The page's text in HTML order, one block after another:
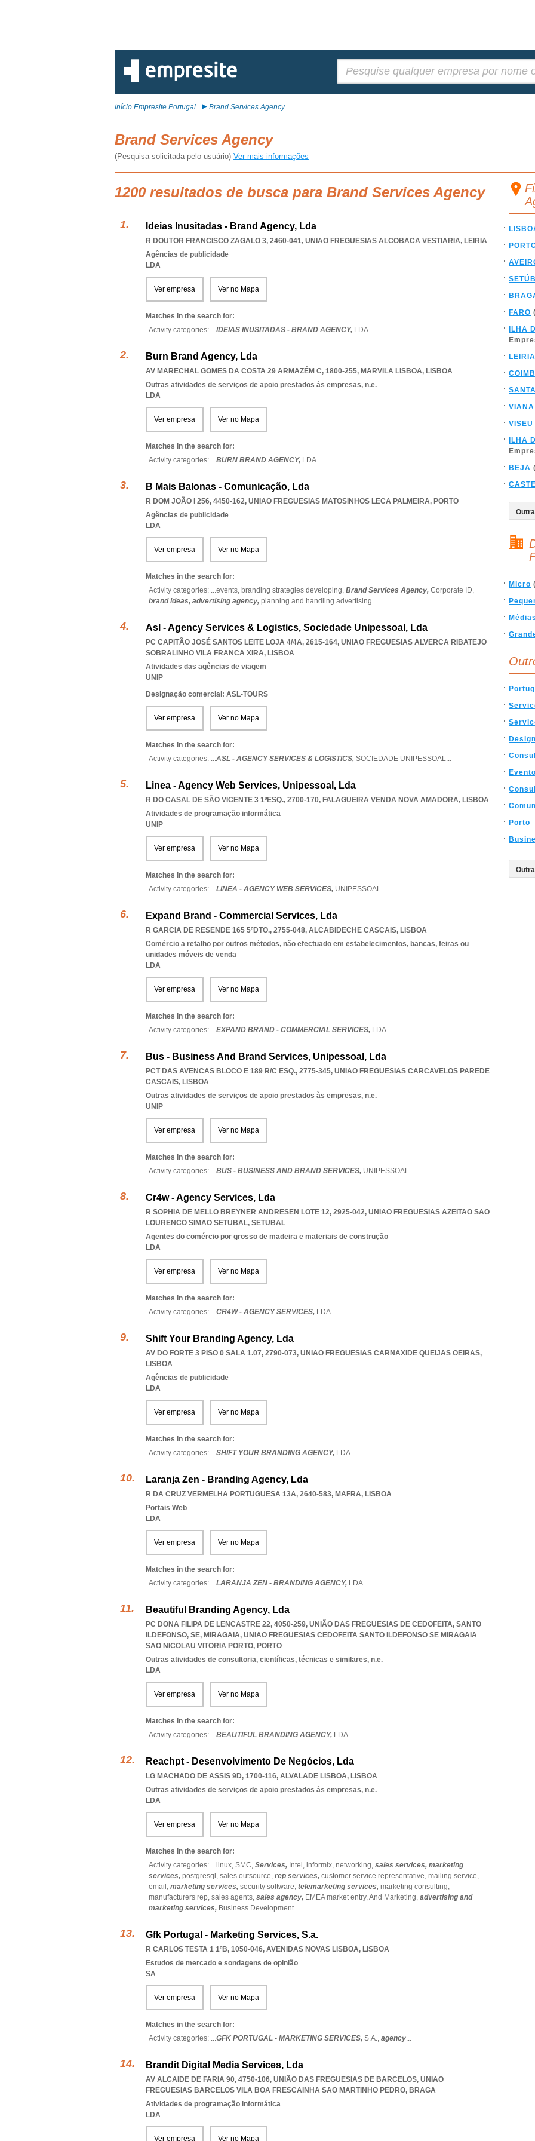
Início Empresite Portugal Brand Services Agency
Brand Services Agency
(Pesquisa solicitada pelo usuário) Ver mais informações
1200 resultados de busca para Brand Services Agency
Ideias Inusitadas - Brand Agency, Lda
R DOUTOR FRANCISCO ZAGALO 3, 2460-041, UNIAO FREGUESIAS ALCOBACA VESTIARIA, LEIRIA
Agências de publicidade
LDA
Ver empresa Ver no Mapa
Matches in the search for:
Activity categories: ...IDEIAS INUSITADAS - BRAND AGENCY, LDA...
Burn Brand Agency, Lda
AV MARECHAL GOMES DA COSTA 29 ARMAZÉM C, 1800-255, MARVILA LISBOA, LISBOA
Outras atividades de serviços de apoio prestados às empresas, n.e.
LDA
Ver empresa Ver no Mapa
Matches in the search for:
Activity categories: ...BURN BRAND AGENCY, LDA...
B Mais Balonas - Comunicação, Lda
R DOM JOÃO I 256, 4450-162, UNIAO FREGUESIAS MATOSINHOS LECA PALMEIRA, PORTO
Agências de publicidade
LDA
Ver empresa Ver no Mapa
Matches in the search for:
Activity categories: ...events, branding strategies developing, Brand Services Agency, Corporate ID,
brand ideas, advertising agency, planning and handling advertising...
Asl - Agency Services & Logistics, Sociedade Unipessoal, Lda
PC CAPITÃO JOSÉ SANTOS LEITE LOJA 4/4A, 2615-164, UNIAO FREGUESIAS ALVERCA RIBATEJO
SOBRALINHO VILA FRANCA XIRA, LISBOA
Atividades das agências de viagem
UNIP
Designação comercial: ASL-TOURS
Ver empresa Ver no Mapa
Matches in the search for:
Activity categories: ...ASL - AGENCY SERVICES & LOGISTICS, SOCIEDADE UNIPESSOAL...
Linea - Agency Web Services, Unipessoal, Lda
R DO CASAL DE SÃO VICENTE 3 1ºESQ., 2700-170, FALAGUEIRA VENDA NOVA AMADORA, LISBOA
Atividades de programação informática
UNIP
Ver empresa Ver no Mapa
Matches in the search for:
Activity categories: ...LINEA - AGENCY WEB SERVICES, UNIPESSOAL...
Expand Brand - Commercial Services, Lda
R GARCIA DE RESENDE 165 5ºDTO., 2755-048, ALCABIDECHE CASCAIS, LISBOA
Comércio a retalho por outros métodos, não efectuado em estabelecimentos, bancas, feiras ou
unidades móveis de venda
LDA
Ver empresa Ver no Mapa
Matches in the search for:
Activity categories: ...EXPAND BRAND - COMMERCIAL SERVICES, LDA...
Bus - Business And Brand Services, Unipessoal, Lda
PCT DAS AVENCAS BLOCO E 189 R/C ESQ., 2775-345, UNIAO FREGUESIAS CARCAVELOS PAREDE
CASCAIS, LISBOA
Outras atividades de serviços de apoio prestados às empresas, n.e.
UNIP
Ver empresa Ver no Mapa
Matches in the search for:
Activity categories: ...BUS - BUSINESS AND BRAND SERVICES, UNIPESSOAL...
Cr4w - Agency Services, Lda
R SOPHIA DE MELLO BREYNER ANDRESEN LOTE 12, 2925-042, UNIAO FREGUESIAS AZEITAO SAO
LOURENCO SIMAO SETUBAL, SETUBAL
Agentes do comércio por grosso de madeira e materiais de construção
LDA
Ver empresa Ver no Mapa
Matches in the search for:
Activity categories: ...CR4W - AGENCY SERVICES, LDA...
Shift Your Branding Agency, Lda
AV DO FORTE 3 PISO 0 SALA 1.07, 2790-073, UNIAO FREGUESIAS CARNAXIDE QUEIJAS OEIRAS,
LISBOA
Agências de publicidade
LDA
Ver empresa Ver no Mapa
Matches in the search for:
Activity categories: ...SHIFT YOUR BRANDING AGENCY, LDA...
Laranja Zen - Branding Agency, Lda
R DA CRUZ VERMELHA PORTUGUESA 13A, 2640-583, MAFRA, LISBOA
Portais Web
LDA
Ver empresa Ver no Mapa
Matches in the search for:
Activity categories: ...LARANJA ZEN - BRANDING AGENCY, LDA...
Beautiful Branding Agency, Lda
PC DONA FILIPA DE LENCASTRE 22, 4050-259, UNIÃO DAS FREGUESIAS DE CEDOFEITA, SANTO
ILDEFONSO, SE, MIRAGAIA, UNIAO FREGUESIAS CEDOFEITA SANTO ILDEFONSO SE MIRAGAIA
SAO NICOLAU VITORIA PORTO, PORTO
Outras atividades de consultoria, científicas, técnicas e similares, n.e.
LDA
Ver empresa Ver no Mapa
Matches in the search for:
Activity categories: ...BEAUTIFUL BRANDING AGENCY, LDA...
Reachpt - Desenvolvimento De Negócios, Lda
LG MACHADO DE ASSIS 9D, 1700-116, ALVALADE LISBOA, LISBOA
Outras atividades de serviços de apoio prestados às empresas, n.e.
LDA
Ver empresa Ver no Mapa
Matches in the search for:
Activity categories: ... linux, SMC, Services, Intel, informix, networking, sales services, marketing
services, postgresql, sales outsource, rep services, customer service representative, mailing service,
email, marketing services, security software, telemarketing services, marketing consulting,
manufacturers rep, sales agents, sales agency, EMEA market entry,And Marketing, advertising and
marketing services, Business Development...
Gfk Portugal - Marketing Services, S.a.
R CARLOS TESTA 1 1ºB, 1050-046, AVENIDAS NOVAS LISBOA, LISBOA
Estudos de mercado e sondagens de opinião
SA
Ver empresa Ver no Mapa
Matches in the search for:
Activity categories: ...GFK PORTUGAL - MARKETING SERVICES, S.A., agency...
Brandit Digital Media Services, Lda
AV ALCAIDE DE FARIA 90, 4750-106, UNIÃO DAS FREGUESIAS DE BARCELOS, UNIAO
FREGUESIAS BARCELOS VILA BOA FRESCAINHA SAO MARTINHO PEDRO, BRAGA
Atividades de programação informática
LDA
Ver empresa Ver no Mapa
FARO
ILHA
LEIRIA
VISEU
ILHA
BEJA
Micro
Médias
Design
Porto